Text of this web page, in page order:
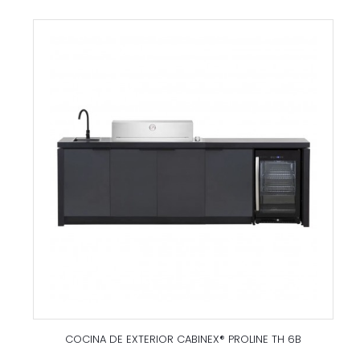
COCINA DE EXTERIOR CABINEX® PROLINE TH 6B